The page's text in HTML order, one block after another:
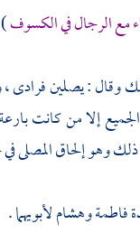
مع الرجال في الكسوف)
وقال : يصلين
إلا من كانت
وهو إلحاق المصلى
فاطمةوهشاملأبويهما .